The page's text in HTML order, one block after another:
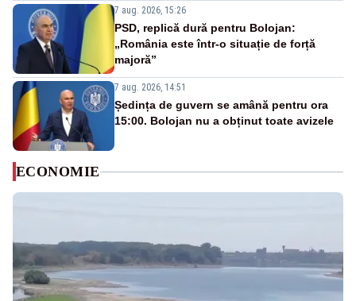
7 aug. 2026, 15:26
PSD, replică dură pentru Bolojan:
„România este într-o situație de forță
majoră”
7 aug. 2026, 14:51
Ședința de guvern se amână pentru ora
15:00. Bolojan nu a obținut toate avizele
ECONOMIE